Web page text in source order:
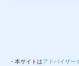
・本サイトはアドバイザー